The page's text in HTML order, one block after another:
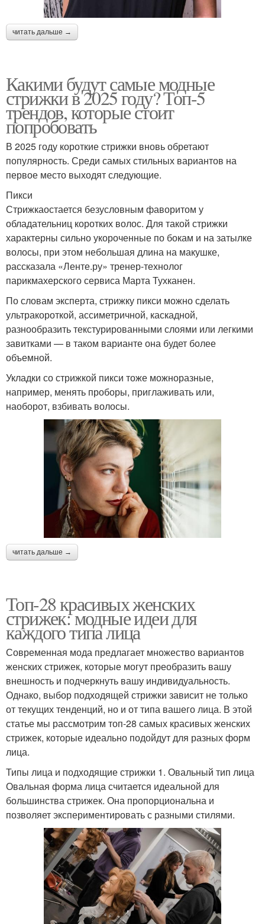
читать дальше →
Какими будут самые модные
стрижки в 2025 году? Топ-5
трендов, которые стоит
попробовать
В 2025 году короткие стрижки вновь обретают
популярность. Среди самых стильных вариантов на
первое место выходят следующие.
Пикси
Стрижкаостается безусловным фаворитом у
обладательниц коротких волос. Для такой стрижки
характерны сильно укороченные по бокам и на затылке
волосы, при этом небольшая длина на макушке,
рассказала «Ленте.ру» тренер-технолог
парикмахерского сервиса Марта Тухканен.
По словам эксперта, стрижку пикси можно сделать
ультракороткой, ассиметричной, каскадной,
разнообразить текстурированными слоями или легкими
завитками — в таком варианте она будет более
объемной.
Укладки со стрижкой пикси тоже можноразные,
например, менять проборы, приглаживать или,
наоборот, взбивать волосы.
читать дальше →
Топ-28 красивых женских
стрижек: модные идеи для
каждого типа лица
Современная мода предлагает множество вариантов
женских стрижек, которые могут преобразить вашу
внешность и подчеркнуть вашу индивидуальность.
Однако, выбор подходящей стрижки зависит не только
от текущих тенденций, но и от типа вашего лица. В этой
статье мы рассмотрим топ-28 самых красивых женских
стрижек, которые идеально подойдут для разных форм
лица.
Типы лица и подходящие стрижки 1. Овальный тип лица
Овальная форма лица считается идеальной для
большинства стрижек. Она пропорциональна и
позволяет экспериментировать с разными стилями.